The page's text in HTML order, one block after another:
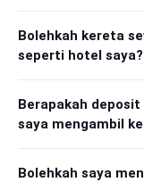
Bolehkah kereta
seperti hotel saya?
Berapakah
saya mengambil
Bolehkah saya